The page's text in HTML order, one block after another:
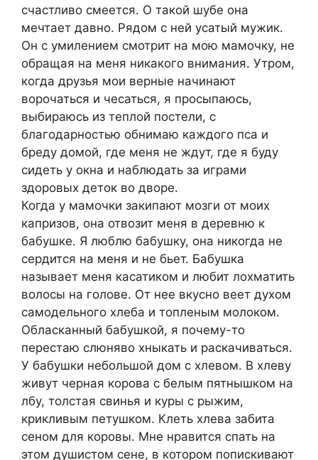
счастливо смеется. О такой шубе она
мечтает давно. Рядом с ней усатый мужик.
Он с умилением смотрит на мою мамочку, не
обращая на меня никакого внимания. Утром,
когда друзья мои верные начинают
ворочаться и чесаться, я просыпаюсь,
выбираюсь из теплой постели, с
благодарностью обнимаю каждого пса и
бреду домой, где меня не ждут, где я буду
сидеть у окна и наблюдать за играми
здоровых деток во дворе.
Когда у мамочки закипают мозги от моих
капризов, она отвозит меня в деревню к
бабушке. Я люблю бабушку, она никогда не
сердится на меня и не бьет. Бабушка
называет меня касатиком и любит лохматить
волосы на голове. От нее вкусно веет духом
самодельного хлеба и топленым молоком.
Обласканный бабушкой, я почему-то
перестаю слюняво хныкать и раскачиваться.
У бабушки небольшой дом с хлевом. В хлеву
живут черная корова с белым пятнышком на
лбу, толстая свинья и куры с рыжим,
крикливым петушком. Клеть хлева забита
сеном для коровы. Мне нравится спать на
этом душистом сене, в котором попискивают